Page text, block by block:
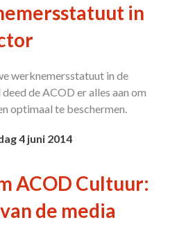
in
werknemersstatuut in de
de ACOD er alles aan om
optimaal te beschermen.
4 juni 2014
ACOD Cultuur:
de media